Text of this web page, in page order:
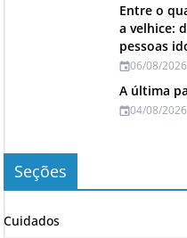
Entre o
a velhice:
pessoas
06/08/2026
A última
04/08/2026
Seções
Cuidados